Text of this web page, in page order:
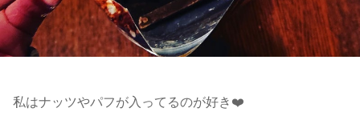
私はナッツやパフが入ってるのが好き❤️